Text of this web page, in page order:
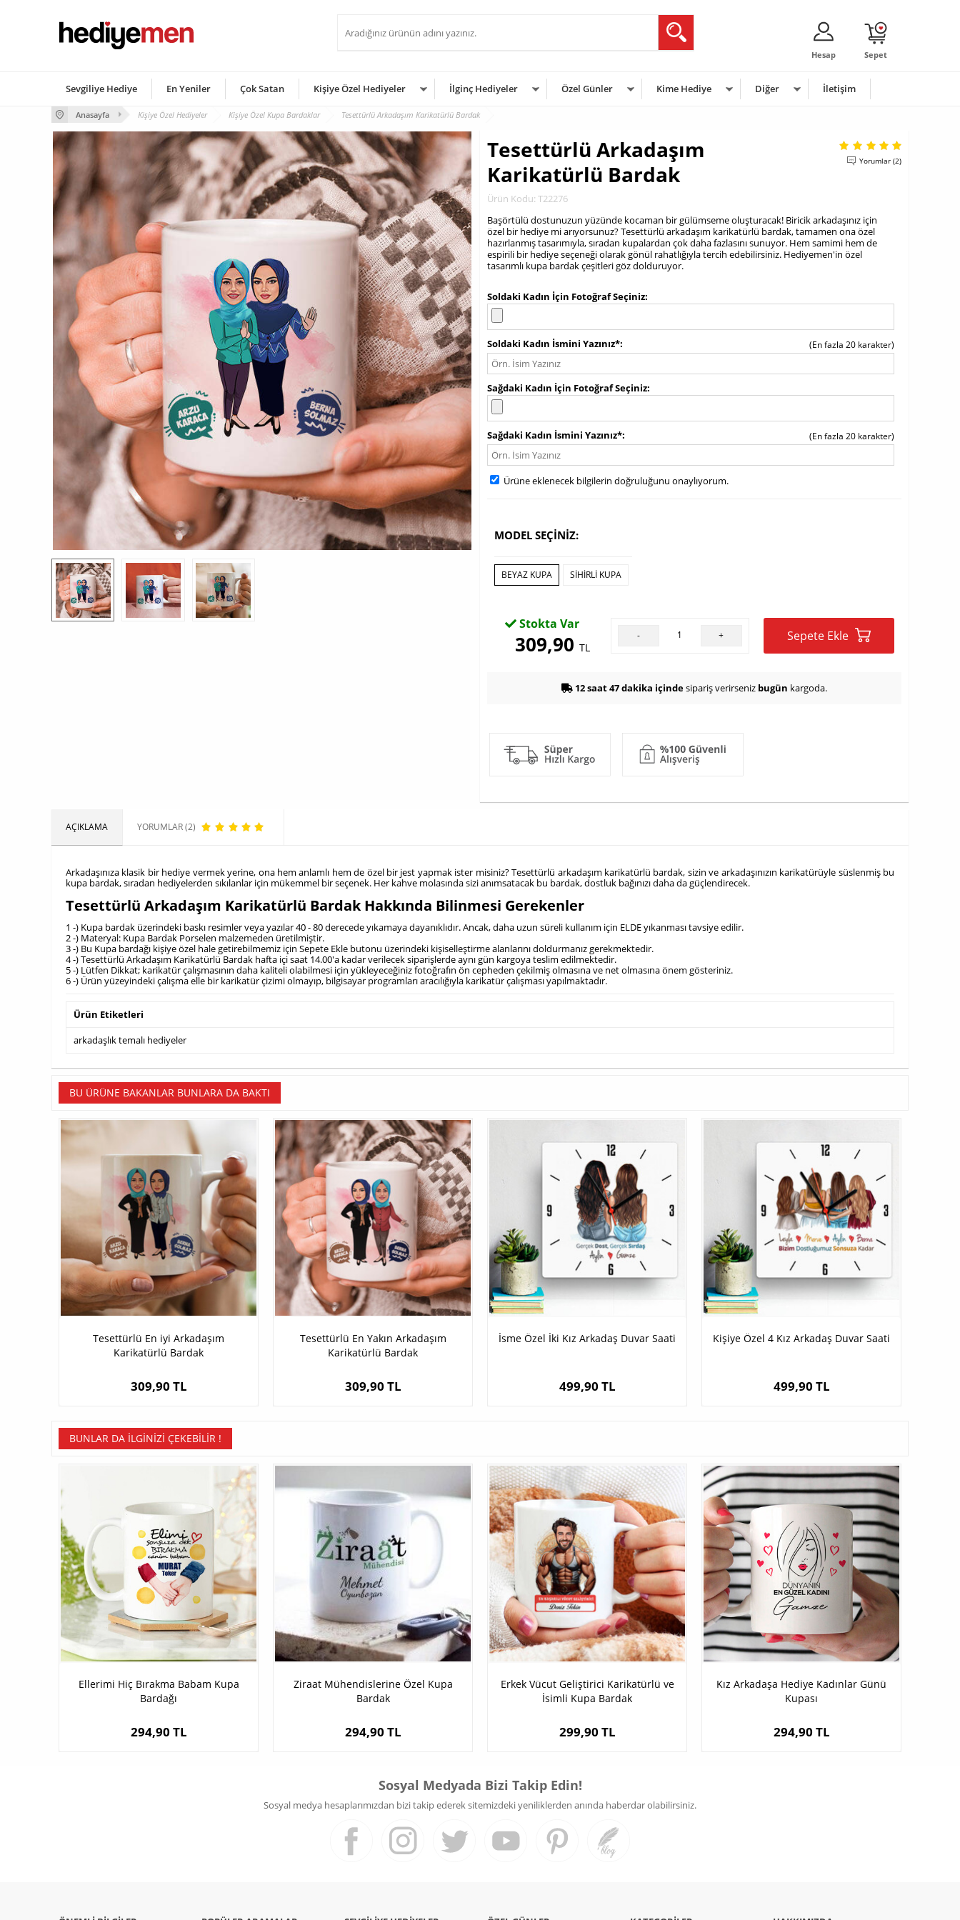
Sepet
Hesap
Sevgiliye Hediye En Yeniler Çok Satan Kişiye Özel Hediyeler İlginç Hediyeler Özel Günler Kime Hediye Diğer İletişim
Anasayfa Kişiye Özel Hediyeler Kişiye Özel Kupa Bardaklar Tesettürlü Arkadaşım Karikatürlü Bardak
Tesettürlü Arkadaşım
Karikatürlü Bardak
Ürün Kodu: T22276
Yorumlar (2)
Başörtülü dostunuzun yüzünde kocaman bir gülümseme oluşturacak! Biricik arkadaşınız için
özel bir hediye mi arıyorsunuz? Tesettürlü arkadaşım karikatürlü bardak, tamamen ona özel
hazırlanmış tasarımıyla, sıradan kupalardan çok daha fazlasını sunuyor. Hem samimi hem de
espirili bir hediye seçeneği olarak gönül rahatlığıyla tercih edebilirsiniz. Hediyemen'in özel
tasarımlı kupa bardak çeşitleri göz dolduruyor.
Soldaki Kadın İçin Fotoğraf Seçiniz
Soldaki Kadın İsmini Yazınız* (En fazla 20 karakter)
Sağdaki Kadın İçin Fotoğraf Seçiniz
Sağdaki Kadın İsmini Yazınız* (En fazla 20 karakter)
Ürüne eklenecek bilgilerin doğruluğunu onaylıyorum.
MODEL SEÇİNİZ:
BEYAZ KUPA SİHİRLİ KUPA
Stokta Var
309,90TL
- + Sepete Ekle
12 saat 47 dakika içindesipariş verirseniz bugün kargoda.
AÇIKLAMA YORUMLAR (2)
Arkadaşınıza klasik bir hediye vermek yerine, ona hem anlamlı hem de özel bir jest yapmak ister misiniz? Tesettürlü arkadaşım karikatürlü bardak, sizin ve arkadaşınızın karikatürüyle süslenmiş bu
kupa bardak, sıradan hediyelerden sıkılanlar için mükemmel bir seçenek. Her kahve molasında sizi anımsatacak bu bardak, dostluk bağınızı daha da güçlendirecek.
Tesettürlü Arkadaşım Karikatürlü Bardak Hakkında Bilinmesi Gerekenler
1 -) Kupa bardak üzerindeki baskı resimler veya yazılar 40 - 80 derecede yıkamaya dayanıklıdır. Ancak, daha uzun süreli kullanım için ELDE yıkanması tavsiye edilir.
2 -) Materyal: Kupa Bardak Porselen malzemeden üretilmiştir.
3 -) Bu Kupa bardağı kişiye özel hale getirebilmemiz için Sepete Ekle butonu üzerindeki kişiselleştirme alanlarını doldurmanız gerekmektedir.
4 -) Tesettürlü Arkadaşım Karikatürlü Bardak hafta içi saat 14.00'a kadar verilecek siparişlerde aynı gün kargoya teslim edilmektedir.
5 -) Lütfen Dikkat; karikatür çalışmasının daha kaliteli olabilmesi için yükleyeceğiniz fotoğrafın ön cepheden çekilmiş olmasına ve net olmasına önem gösteriniz.
6 -) Ürün yüzeyindeki çalışma elle bir karikatür çizimi olmayıp, bilgisayar programları aracılığıyla karikatür çalışması yapılmaktadır.
Ürün Etiketleri
arkadaşlık temalı hediyeler
BU ÜRÜNE BAKANLAR BUNLARA DA BAKTI
Tesettürlü En iyi Arkadaşım
Karikatürlü Bardak
309,90 TL
Tesettürlü En Yakın Arkadaşım
Karikatürlü Bardak
309,90 TL
İsme Özel İki Kız Arkadaş Duvar Saati
499,90 TL
Kişiye Özel 4 Kız Arkadaş Duvar Saati
499,90 TL
BUNLAR DA İLGINIZI ÇEKEBILIR !
Ellerimi Hiç Bırakma Babam Kupa
Bardağı
294,90 TL
Ziraat Mühendislerine Özel Kupa
Bardak
294,90 TL
Erkek Vücut Geliştirici Karikatürlü ve
İsimli Kupa Bardak
299,90 TL
Kız Arkadaşa Hediye Kadınlar Günü
Kupası
294,90 TL
Sosyal Medyada Bizi Takip Edin!
Sosyal medya hesaplarımızdan bizi takip ederek sitemizdeki yeniliklerden anında haberdar olabilirsiniz.